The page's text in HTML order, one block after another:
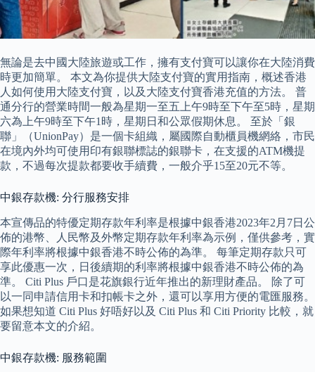
無論是去中國大陸旅遊或工作，擁有支付寶可以讓你在大陸消費
時更加簡單。 本文為你提供大陸支付寶的實用指南，概述香港
人如何使用大陸支付寶，以及大陸支付寶香港充值的方法。 普
通分行的營業時間一般為星期一至五上午9時至下午至5時，星期
六為上午9時至下午1時，星期日和公眾假期休息。 至於「銀
聯」（UnionPay）是一個卡組織，屬國際自動櫃員機網絡，市民
在境內外均可使用印有銀聯標誌的銀聯卡，在支援的ATM機提
款，不過每次提款都要收手續費，一般介乎15至20元不等。
中銀存款機: 分行服務安排
本宣傳品的特優定期存款年利率是根據中銀香港2023年2月7日公
佈的港幣、人民幣及外幣定期存款年利率為示例，僅供參考，實
際年利率將根據中銀香港不時公佈的為準。 每筆定期存款只可
享此優惠一次，日後續期的利率將根據中銀香港不時公佈的為
準。 Citi Plus 戶口是花旗銀行近年推出的新理財產品。 除了可
以一同申請信用卡和扣帳卡之外，還可以享用方便的電匯服務。
如果想知道 Citi Plus 好唔好以及 Citi Plus 和 Citi Priority 比較，就
要留意本文的介紹。
中銀存款機: 服務範圍